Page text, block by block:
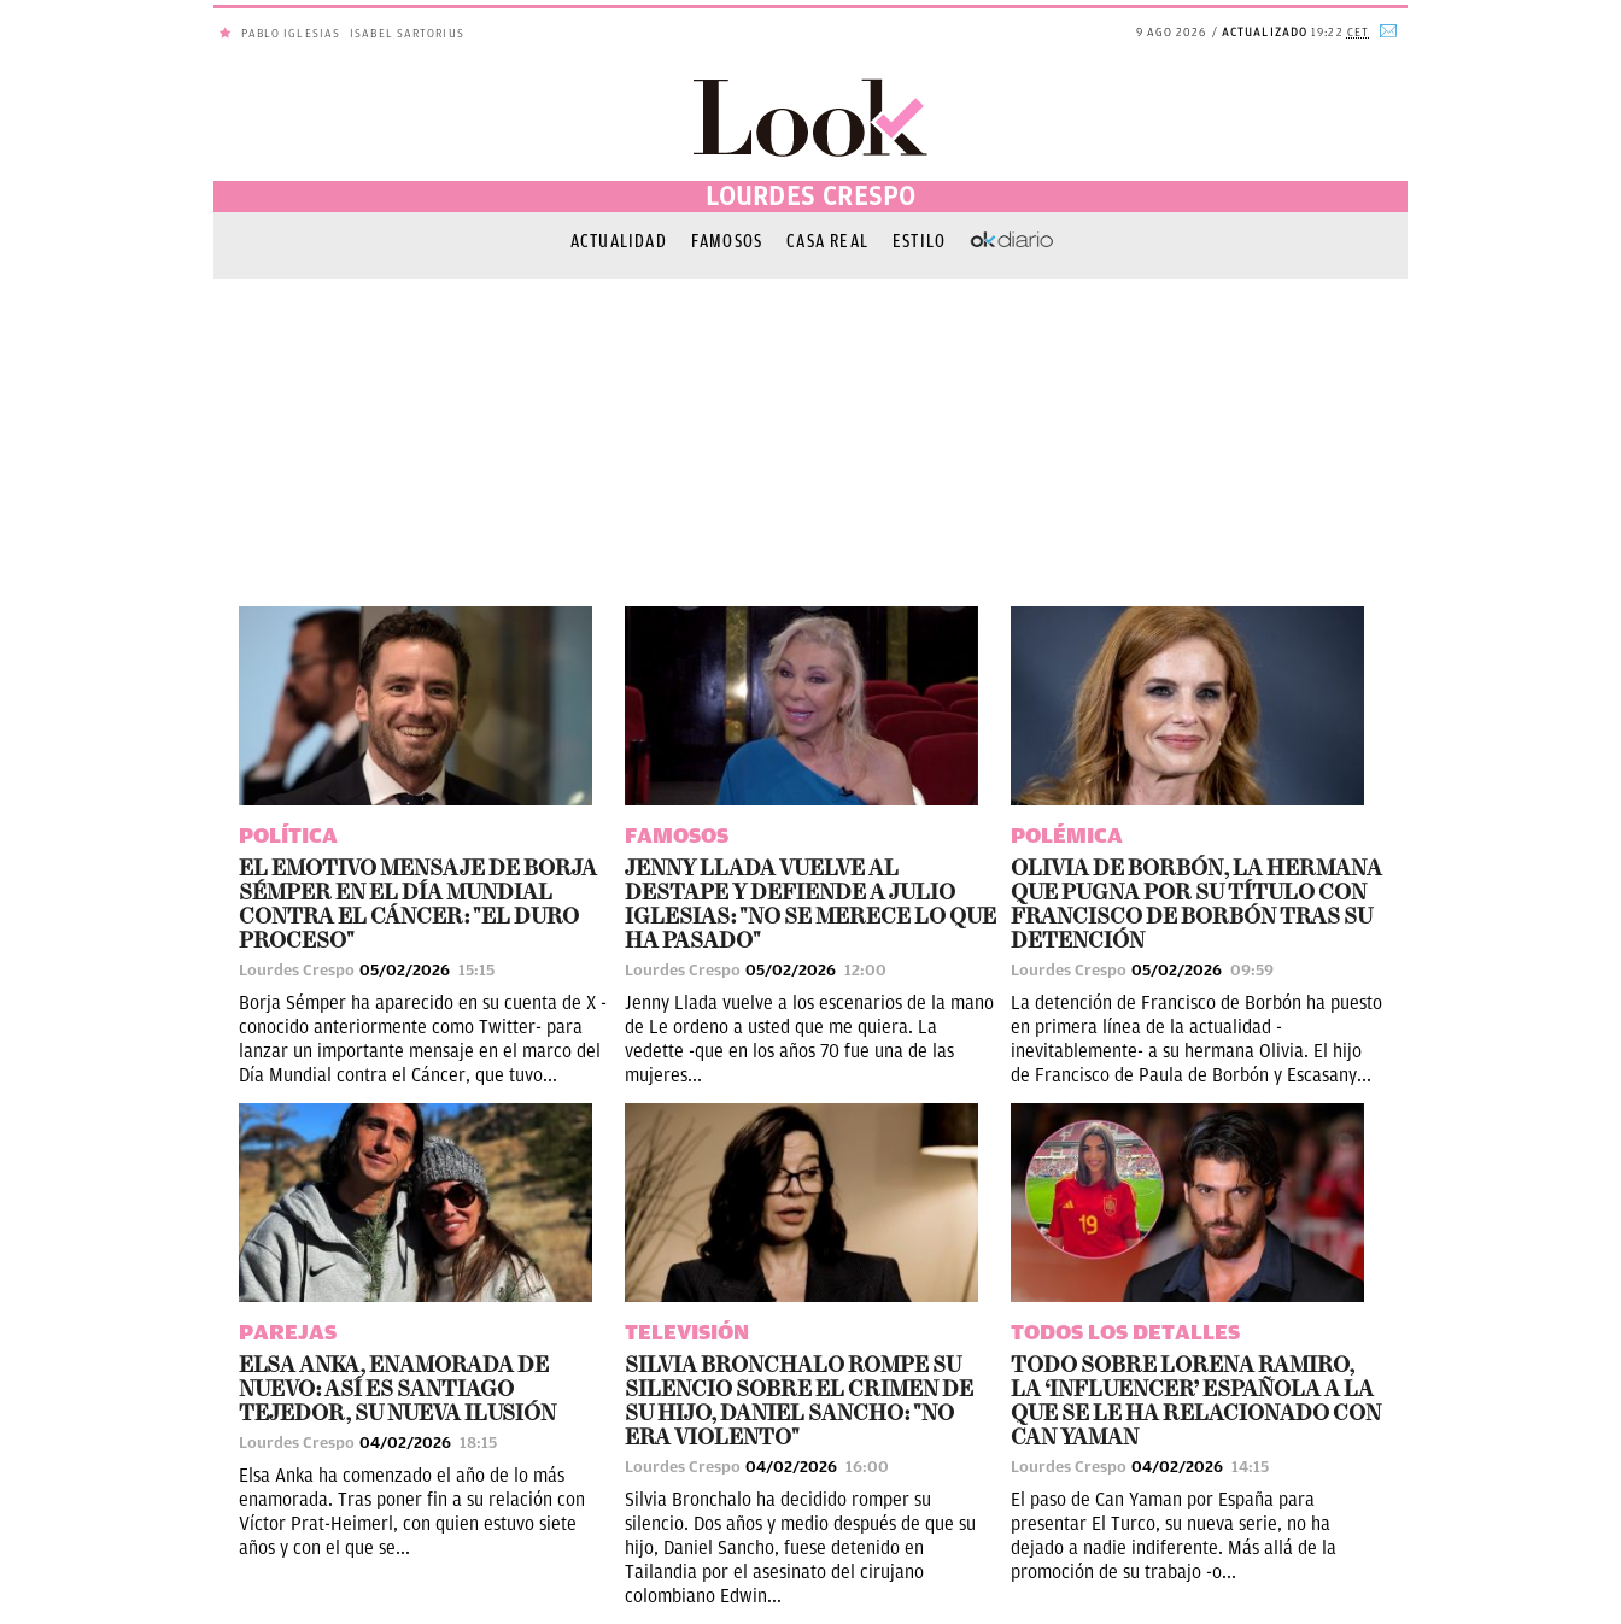
PABLO IGLESIAS ISABEL SARTORIUS 9 AGO 2026 ACTUALIZADO 19:22 CET
LOURDES CRESPO
ACTUALIDAD FAMOSOS CASA REAL ESTILO OKDIARIO
POLÍTICA
EL EMOTIVO MENSAJE DE BORJA
SÉMPER EN EL DÍA MUNDIAL
CONTRA EL CÁNCER: "EL DURO
PROCESO"
Lourdes Crespo 05/02/2026 15:15
Borja Sémper ha aparecido en su cuenta de X -
conocido anteriormente como Twitter- para
lanzar un importante mensaje en el marco del
Día Mundial contra el Cáncer, que tuvo...
FAMOSOS
JENNY LLADA VUELVE AL
DESTAPE Y DEFIENDE A JULIO
IGLESIAS: "NO SE MERECE LO QUE
HA PASADO"
Lourdes Crespo 05/02/2026 12:00
Jenny Llada vuelve a los escenarios de la mano
de Le ordeno a usted que me quiera. La
vedette -que en los años 70 fue una de las
mujeres...
POLÉMICA
OLIVIA DE BORBÓN, LA HERMANA
QUE PUGNA POR SU TÍTULO CON
FRANCISCO DE BORBÓN TRAS SU
DETENCIÓN
Lourdes Crespo 05/02/2026 09:59
La detención de Francisco de Borbón ha puesto
en primera línea de la actualidad -
inevitablemente- a su hermana Olivia. El hijo
de Francisco de Paula de Borbón y Escasany...
PAREJAS
ELSA ANKA, ENAMORADA DE
NUEVO: ASÍ ES SANTIAGO
TEJEDOR, SU NUEVA ILUSIÓN
Lourdes Crespo 04/02/2026 18:15
Elsa Anka ha comenzado el año de lo más
enamorada. Tras poner fin a su relación con
Víctor Prat-Heimerl, con quien estuvo siete
años y con el que se...
TELEVISIÓN
SILVIA BRONCHALO ROMPE SU
SILENCIO SOBRE EL CRIMEN DE
SU HIJO, DANIEL SANCHO: "NO
ERA VIOLENTO"
Lourdes Crespo 04/02/2026 16:00
Silvia Bronchalo ha decidido romper su
silencio. Dos años y medio después de que su
hijo, Daniel Sancho, fuese detenido en
Tailandia por el asesinato del cirujano
colombiano Edwin...
TODOS LOS DETALLES
TODO SOBRE LORENA RAMIRO,
LA ‘INFLUENCER’ ESPAÑOLA A LA
QUE SE LE HA RELACIONADO CON
CAN YAMAN
Lourdes Crespo 04/02/2026 14:15
El paso de Can Yaman por España para
presentar El Turco, su nueva serie, no ha
dejado a nadie indiferente. Más allá de la
promoción de su trabajo -o...